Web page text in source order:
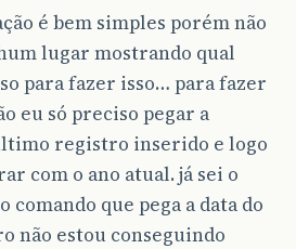
é bem simples porém não
lugar mostrando qual
para fazer isso… para fazer
eu só preciso pegar a
registro inserido e logo
com o ano atual. já sei o
comando que pega a data do
não estou conseguindo